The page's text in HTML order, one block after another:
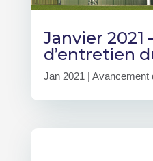
Janvier 2021
d’entretien
Jan 2021 | Avancement